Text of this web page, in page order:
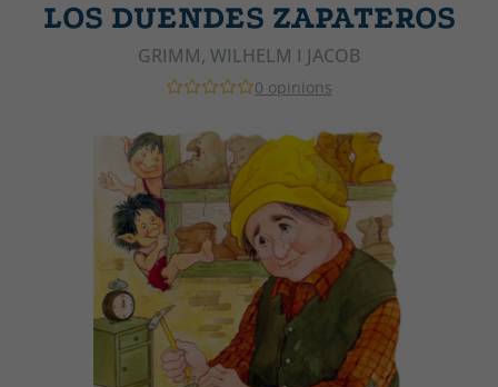
LOS DUENDES ZAPATEROS
GRIMM, WILHELM I JACOB
0 opinions